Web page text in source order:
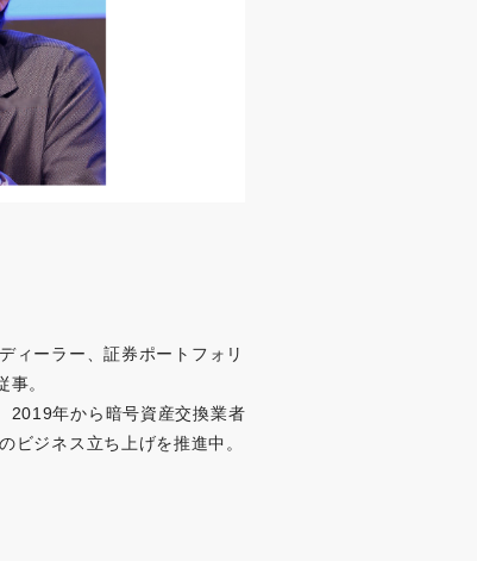
ィーラー、証券ポートフォリ
。
2019年から暗号資産交換業者
ジネス立ち上げを推進中。